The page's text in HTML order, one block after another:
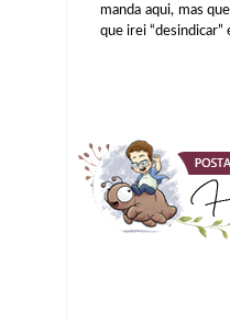
manda aqui, mas
que irei